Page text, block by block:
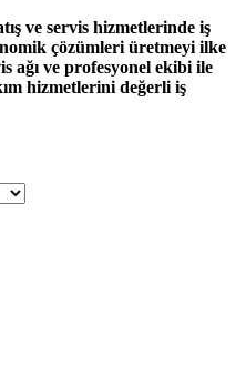
ve servis hizmetlerinde iş
çözümleri üretmeyi ilke
ağı ve profesyonel ekibi ile
hizmetlerini değerli iş